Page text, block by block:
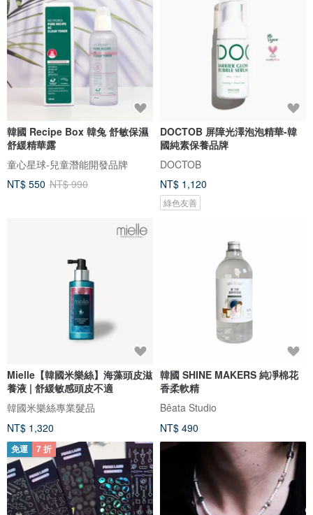
韓國 Recipe Box 韓兔 舒敏保濕
舒緩精華露
童心星球-兒童潛能開發品牌
NT$ 550 NT$ 990
DOCTOB 屏障光澤泡泡精華-韓
國純素保養品牌
DOCTOB
NT$ 1,120
綠色友善
Mielle【韓國米樂絲】海藻頭皮滋
養液 | 舒緩敏感頭皮不適
韓國米樂絲專業髮品
NT$ 1,320
韓國 SHINE MAKERS 純凈棉花
香柔軟精
Bêata Studio
NT$ 490
免運 7 折